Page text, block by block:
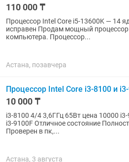
110 000 ₸
Процессор Intel Core i5-13600K — 14 ядер / 20
исправен Продам мощный процессор Intel Core i5-13600K для игрового или рабочего
компьютера. Процессор...
Астана, позавчера
Процессор Intel Core i3-8100 и
10 000 ₸
i3-8100 4/4 3,6ГГц 65Вт цена 10000 i3-9100F 4/
i3-9100F Отличное состояние
Проверен в пк,...
Астана, 3 августа